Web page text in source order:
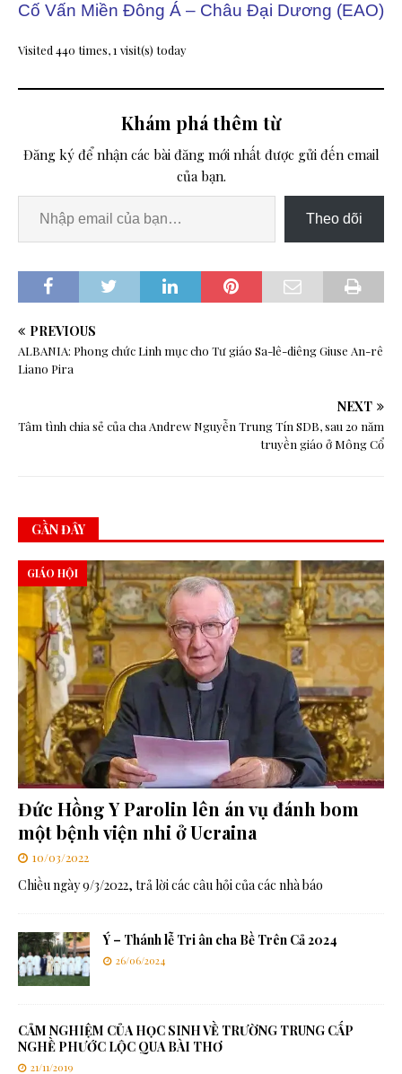
Cố Vấn Miền Đông Á – Châu Đại Dương (EAO)
Visited 440 times, 1 visit(s) today
Khám phá thêm từ
Đăng ký để nhận các bài đăng mới nhất được gửi đến email
của bạn.
Theo dõi
PREVIOUS
ALBANIA: Phong chức Linh mục cho Tư giáo Sa-lê-diêng Giuse An-rê
Liano Pira
NEXT
Tâm tình chia sẻ của cha Andrew Nguyễn Trung Tín SDB, sau 20 năm
truyền giáo ở Mông Cổ
GẦN ĐÂY
Đức Hồng Y Parolin lên án vụ đánh bom
một bệnh viện nhi ở Ucraina
GIÁO HỘI
10/03/2022
Chiều ngày 9/3/2022, trả lời các câu hỏi của các nhà báo
Ý – Thánh lễ Tri ân cha Bề Trên Cả 2024
26/06/2024
CẢM NGHIỆM CỦA HỌC SINH VỀ TRƯỜNG TRUNG CẤP
NGHỀ PHƯỚC LỘC QUA BÀI THƠ
21/11/2019